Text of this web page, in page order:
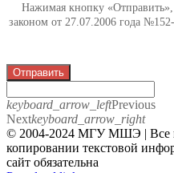
Нажимая кнопку «Отправить»,
законом от 27.07.2006 года
Отправить
keyboard_arrow_leftPrevious
Nextkeyboard_arrow_right
© 2004-2024 МГУ МШЭ | Все
копировании текстовой
сайт обязательна